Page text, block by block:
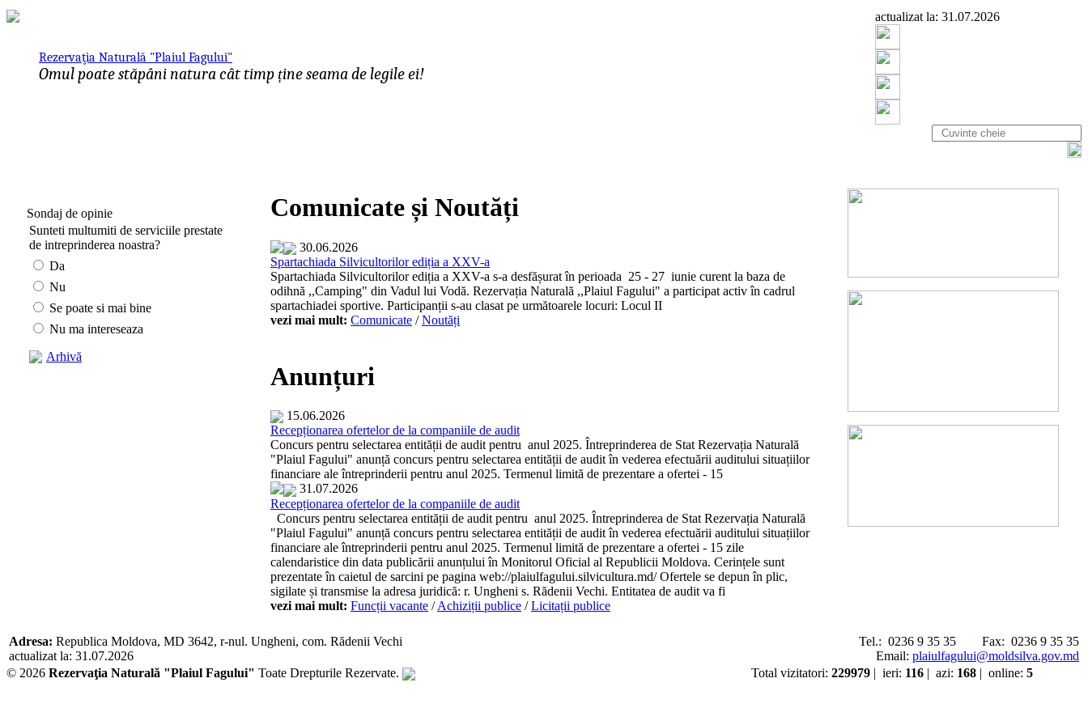
Rezervaţia Naturală "Plaiul Fagului"
Omul poate stăpâni natura cât timp ține seama de legile ei!
actualizat la: 31.07.2026
Sondaj de opinie
Sunteti multumiti de serviciile prestate
de intreprinderea noastra?
Da
Nu
Se poate si mai bine
Nu ma intereseaza
Arhivă
Comunicate și Noutăți
30.06.2026
Spartachiada Silvicultorilor ediția a XXV-a
Spartachiada Silvicultorilor ediția a XXV-a s-a desfășurat în perioada 25 - 27 iunie curent la baza de
odihnă ,,Camping" din Vadul lui Vodă. Rezervația Naturală ,,Plaiul Fagului" a participat activ în cadrul
spartachiadei sportive. Participanții s-au clasat pe următoarele locuri: Locul II
vezi mai mult: Comunicate /Noutăți
Anunțuri
15.06.2026
Recepționarea ofertelor de la companiile de audit
Concurs pentru selectarea entității de audit pentru anul 2025. Întreprinderea de Stat Rezervația Naturală
"Plaiul Fagului" anunță concurs pentru selectarea entității de audit în vederea efectuării auditului situațiilor
financiare ale întreprinderii pentru anul 2025. Termenul limită de prezentare a ofertei - 15
31.07.2026
Recepționarea ofertelor de la companiile de audit
Concurs pentru selectarea entității de audit pentru anul 2025. Întreprinderea de Stat Rezervația Naturală
"Plaiul Fagului" anunță concurs pentru selectarea entității de audit în vederea efectuării auditului situațiilor
financiare ale întreprinderii pentru anul 2025. Termenul limită de prezentare a ofertei - 15 zile
calendaristice din data publicării anunțului în Monitorul Oficial al Republicii Moldova. Cerințele sunt
prezentate în caietul de sarcini pe pagina web://plaiulfagului.silvicultura.md/ Ofertele se depun în plic,
sigilate și transmise la adresa juridică: r. Ungheni s. Rădenii Vechi. Entitatea de audit va fi
vezi mai mult: Funcții vacante /Achiziții publice /Licitații publice
Adresa: Republica Moldova, MD 3642, r-nul. Ungheni, com. Rădenii Vechi
actualizat la: 31.07.2026
Tel.: 0236 9 35 35 Fax: 0236 9 35 35
Email: plaiulfagului@moldsilva.gov.md
© 2026 Rezervaţia Naturală "Plaiul Fagului" Toate Drepturile Rezervate. Total vizitatori: 229979 | ieri: 116 | azi: 168 | online: 5